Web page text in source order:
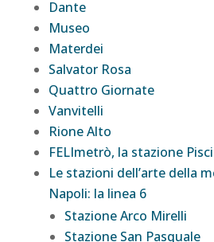
Dante
Museo
Materdei
Salvator Rosa
Quattro Giornate
Vanvitelli
Rione Alto
FELImetrò, la stazione
Le stazioni dell’arte della
Napoli: la linea 6
Stazione Arco Mirelli
Stazione San Pasquale